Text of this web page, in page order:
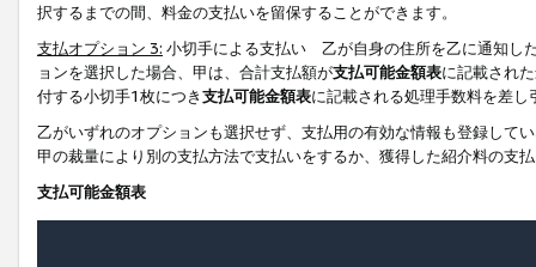
択するまでの間、料金の支払いを留保することができます。
支払オプション 3: 小切手による支払い 乙が自身の住所を乙に通知し
ョンを選択した場合、甲は、合計支払額が支払可能金額表に記載され
付する小切手1枚につき支払可能金額表に記載される処理手数料を差し
乙がいずれのオプションも選択せず、支払用の有効な情報も登録して
甲の裁量により別の支払方法で支払いをするか、獲得した紹介料の支
支払可能金額表